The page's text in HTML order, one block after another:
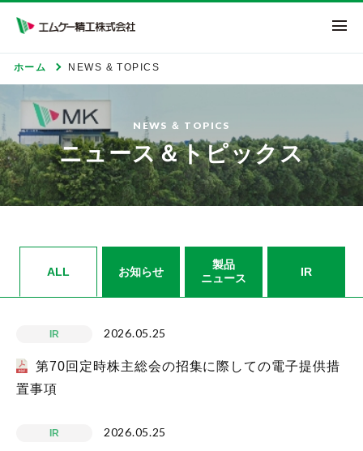
エムケー精工株式
ホーム NEWS & TOPICS
NEWS ＆ TOPICS
ニュース＆トピックス
ALL お知らせ
製品
ニュース
IR
IR 2026.05.25
第70回定時株主総会の招集に際しての電子提供措
置事項
IR 2026.05.25